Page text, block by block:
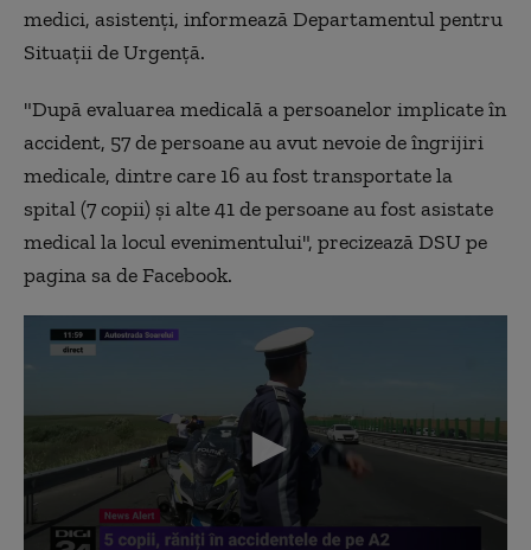
medici, asistenţi, informează Departamentul pentru
Situaţii de Urgenţă.
"După evaluarea medicală a persoanelor implicate în
accident, 57 de persoane au avut nevoie de îngrijiri
medicale, dintre care 16 au fost transportate la
spital (7 copii) şi alte 41 de persoane au fost asistate
medical la locul evenimentului", precizează DSU pe
pagina sa de Facebook.